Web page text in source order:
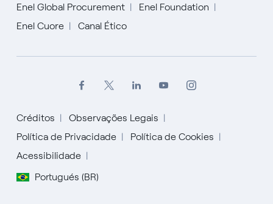
Enel Global Procurement
Enel Foundation
Enel Cuore
Canal Ético
Créditos
Observações Legais
Política de Privacidade
Política de Cookies
Acessibilidade
Portugués (BR)
English
Español